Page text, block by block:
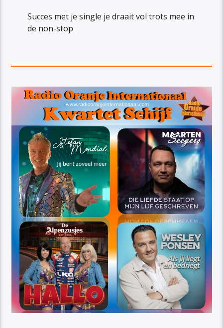
Succes met je single je draait vol trots mee in
de non-stop